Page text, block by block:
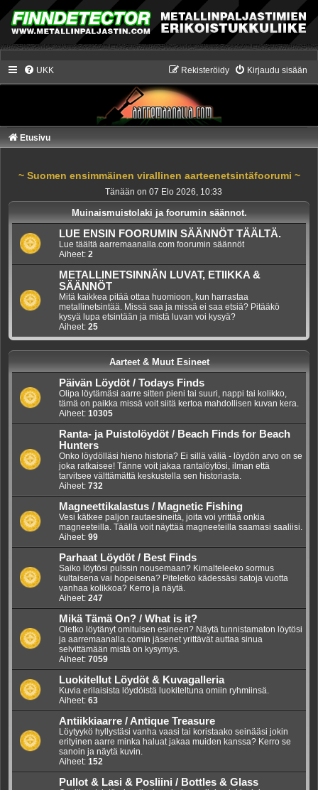
UKK Kirjaudu sisään
Rekisteröidy
Etusivu
~ Suomen ensimmäinen virallinen aarteenetsintäfoorumi ~
Tänään on 07 Elo 2026, 10:33
Muinaismuistolaki ja foorumin säännot.
LUE ENSIN FOORUMIN SÄÄNNÖT TÄÄLTÄ.
Lue täältä aarremaanalla.com foorumin säännöt
Aiheet: 2
METALLINETSINNÄN LUVAT, ETIIKKA &
SÄÄNNÖT
Mitä kaikkea pitää ottaa huomioon, kun harrastaa
metallinetsintää. Missä saa ja missä ei saa etsiä? Pitääkö
kysyä lupa etsintään ja mistä luvan voi kysyä?
Aiheet: 25
Aarteet & Muut Esineet
Päivän Löydöt / Todays Finds
Olipa löytämäsi aarre sitten pieni tai suuri, nappi tai kolikko,
tämä on paikka missä voit siitä kertoa mahdollisen kuvan kera.
Aiheet: 10305
Ranta- ja Puistolöydöt / Beach Finds for Beach
Hunters
Onko löydölläsi hieno historia? Ei sillä väliä - löydön arvo on se
joka ratkaisee! Tänne voit jakaa rantalöytösi, ilman että
tarvitsee välttämättä keskustella sen historiasta.
Aiheet: 732
Magneettikalastus / Magnetic Fishing
Vesi kätkee paljon rautaesineitä, joita voi yrittää onkia
magneeteilla. Täällä voit näyttää magneeteilla saamasi saaliisi.
Aiheet: 99
Parhaat Löydöt / Best Finds
Saiko löytösi pulssin nousemaan? Kimalteleeko sormus
kultaisena vai hopeisena? Piteletko kädessäsi satoja vuotta
vanhaa kolikkoa? Kerro ja näytä.
Aiheet: 247
Mikä Tämä On? / What is it?
Oletko löytänyt omituisen esineen? Näytä tunnistamaton löytösi
ja aarremaanalla.comin jäsenet yrittävät auttaa sinua
selvittämään mistä on kysymys.
Aiheet: 7059
Luokitellut Löydöt & Kuvagalleria
Kuvia erilaisista löydöistä luokiteltuna omiin ryhmiinsä.
Aiheet: 63
Antiikkiaarre / Antique Treasure
Löytyykö hyllystäsi vanha vaasi tai koristaako seinääsi jokin
erityinen aarre minka haluat jakaa muiden kanssa? Kerro se
sanoin ja näytä kuvin.
Aiheet: 152
Pullot & Lasi & Posliini / Bottles & Glass